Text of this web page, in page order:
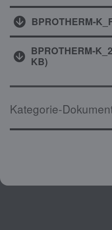
BPROTHERM-
BPROTHERM-
KB)
Kategorie-